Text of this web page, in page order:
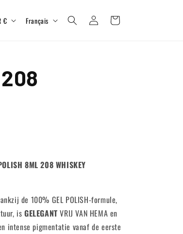
Belgique | EUR €
L
u
Français Connexion Panier
8ML 208 WHISKEY
de 100% GEL POLISH-formule,
isGELEGANT VRIJ VAN HEMA en
intense pigmentatie vanaf de eerste